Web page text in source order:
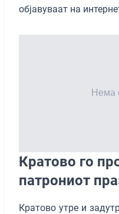
објавуваат на
Кратово го
патрониот
Кратово утре и